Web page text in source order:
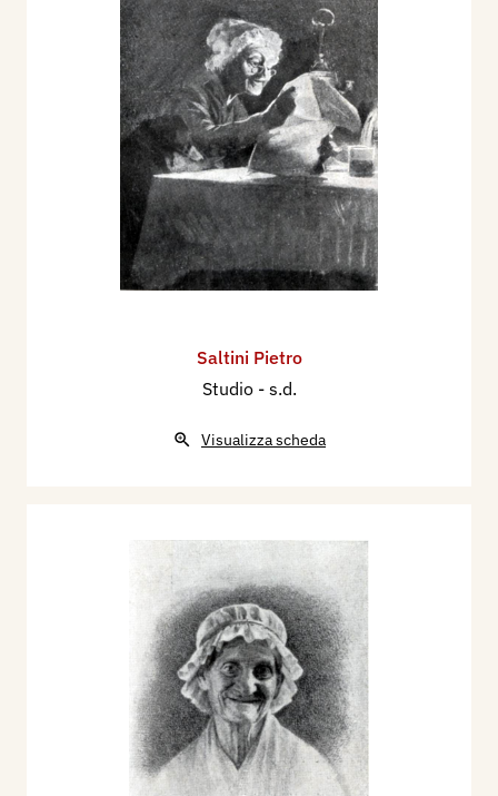
Saltini Pietro
Studio - s.d.
Visualizza scheda